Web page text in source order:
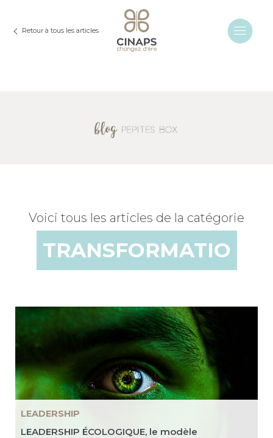
Retour à tous les articles
Voici tous les articles de la catégorie
TRANSFORMATIO
LEADERSHIP
LEADERSHIP ÉCOLOGIQUE, le modèle